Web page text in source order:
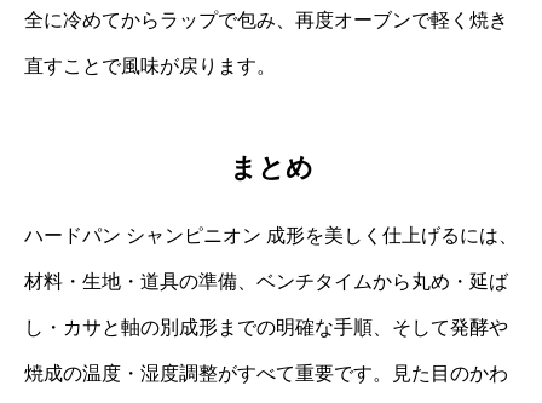
全に冷めてからラップで包み、再度オーブンで軽く焼き
直すことで風味が戻ります。
まとめ
ハードパン シャンピニオン 成形を美しく仕上げるには、
材料・生地・道具の準備、ベンチタイムから丸め・延ば
し・カサと軸の別成形までの明確な手順、そして発酵や
焼成の温度・湿度調整がすべて重要です。見た目のかわ